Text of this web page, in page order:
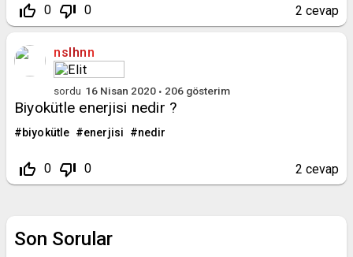
thumb_up_off_alt 0 thumb_down_off_alt 0 2 cevap
nslhnn
sordu 16 Nisan 2020 206 gösterim
Biyokütle enerjisi nedir ?
biyokütle enerjisi nedir
thumb_up_off_alt 0 thumb_down_off_alt 0 2 cevap
Son Sorular